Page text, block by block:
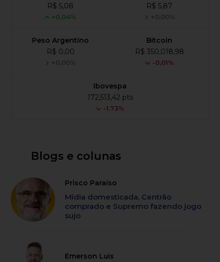
R$ 5,08
+0,04%
R$ 5,87
+0,00%
Peso Argentino
R$ 0,00
+0,00%
Bitcoin
R$ 350,018,98
-0,01%
Ibovespa
172,513,42 pts
-1.73%
Blogs e colunas
Prisco Paraíso
Mídia domesticada, Centrão
comprado e Supremo fazendo jogo
sujo
Emerson Luis